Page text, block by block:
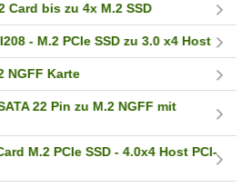
Card bis zu 4x M.2 SSD
- M.2 PCIe SSD zu 3.0 x4 Host
NGFF Karte
22 Pin zu M.2 NGFF mit
M.2 PCIe SSD - 4.0x4 Host PCI-